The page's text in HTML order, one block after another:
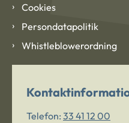
Cookies
Persondatapolitik
Whistleblowerordning
Telefon: 33 41 12 00